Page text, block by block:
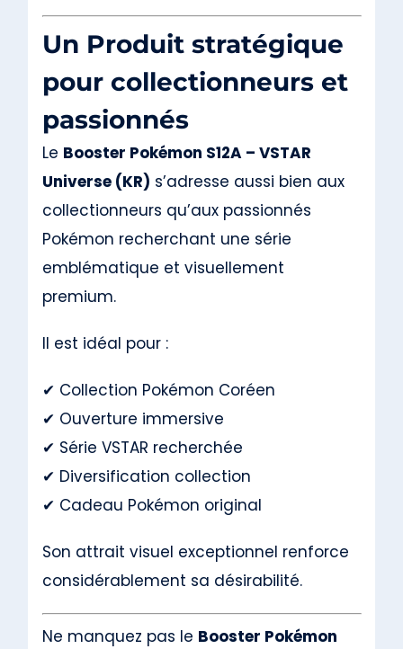
Un Produit stratégique
pour collectionneurs et
passionnés
Le Booster Pokémon S12A – VSTAR
Universe (KR) s’adresse aussi bien aux
collectionneurs qu’aux passionnés
Pokémon recherchant une série
emblématique et visuellement
premium.
Il est idéal pour :
✔ Collection Pokémon Coréen
✔ Ouverture immersive
✔ Série VSTAR recherchée
✔ Diversification collection
✔ Cadeau Pokémon original
Son attrait visuel exceptionnel renforce
considérablement sa désirabilité.
Ne manquez pas le Booster Pokémon